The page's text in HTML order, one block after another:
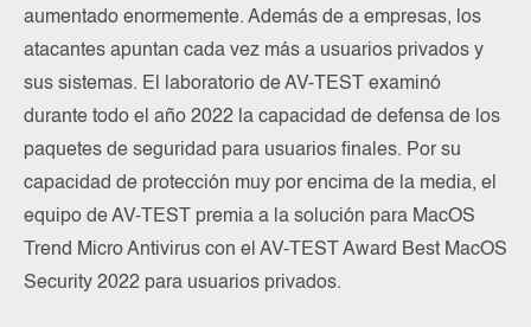
aumentado enormemente. Además de a empresas, los
atacantes apuntan cada vez más a usuarios privados y
sus sistemas. El laboratorio de AV-TEST examinó
durante todo el año 2022 la capacidad de defensa de los
paquetes de seguridad para usuarios finales. Por su
capacidad de protección muy por encima de la media, el
equipo de AV-TEST premia a la solución para MacOS
Trend Micro Antivirus con el AV-TEST Award Best MacOS
Security 2022 para usuarios privados.